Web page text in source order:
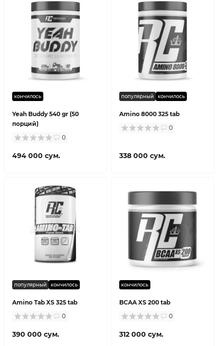
кончилось
Yeah Buddy 540 gr (50
порций)
0
494 000 сум.
популярный кончилось
Amino 8000 325 tab
0
338 000 сум.
популярный кончилось
Amino Tab XS 325 tab
0
390 000 сум.
кончилось
BCAA XS 200 tab
0
312 000 сум.